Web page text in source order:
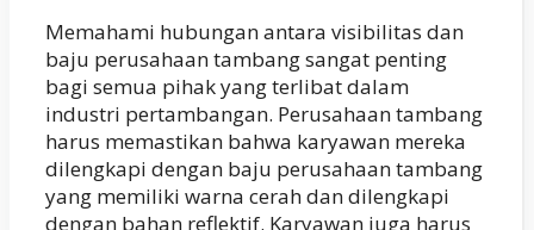
Memahami hubungan antara visibilitas dan
baju perusahaan tambang sangat penting
bagi semua pihak yang terlibat dalam
industri pertambangan. Perusahaan tambang
harus memastikan bahwa karyawan mereka
dilengkapi dengan baju perusahaan tambang
yang memiliki warna cerah dan dilengkapi
dengan bahan reflektif. Karyawan juga harus